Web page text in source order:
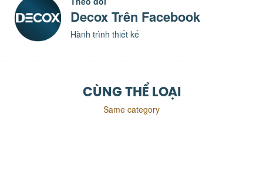
Decox Trên Facebook
Hành trình thiết kế
CÙNG THỂ LOẠI
Same category